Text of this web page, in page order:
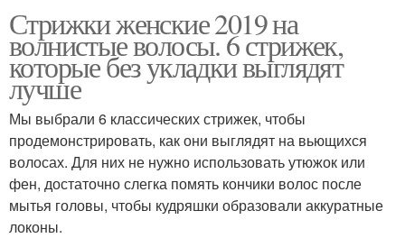
Стрижки женские 2019 на
волнистые волосы. 6 стрижек,
которые без укладки выглядят
лучше
Мы выбрали 6 классических стрижек, чтобы
продемонстрировать, как они выглядят на вьющихся
волосах. Для них не нужно использовать утюжок или
фен, достаточно слегка помять кончики волос после
мытья головы, чтобы кудряшки образовали аккуратные
локоны.